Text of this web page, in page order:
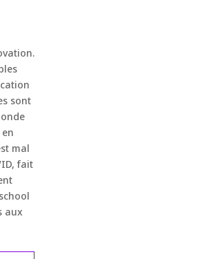
sont
mal
fait
aux